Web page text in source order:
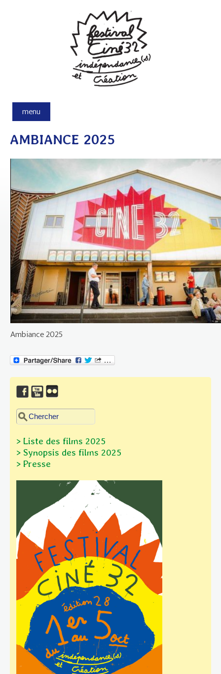
menu
AMBIANCE 2025
Ambiance 2025
Formulaire de recherche
Chercher dans ce site
> Liste des films 2025
> Synopsis des films 2025
> Presse